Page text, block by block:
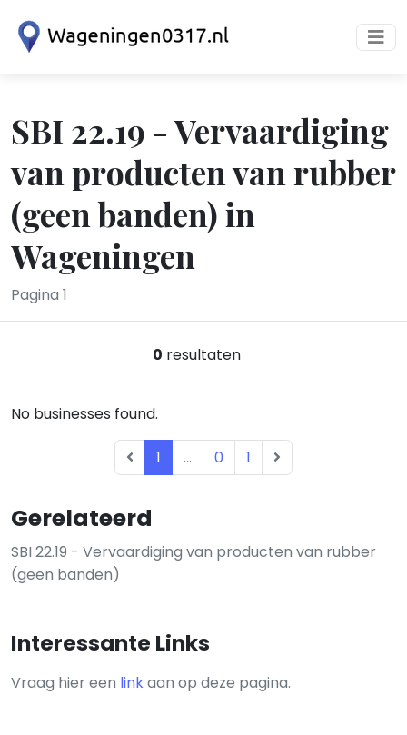
SBI 22.19 - Vervaardiging
van producten van rubber
(geen banden) in
Wageningen
Pagina 1
Gerelateerd
SBI 22.19 - Vervaardiging van producten van rubber
(geen banden)
Interessante Links
Vraag hier een linkaan op deze pagina.
0 resultaten
No businesses found.
1 ... 0 1